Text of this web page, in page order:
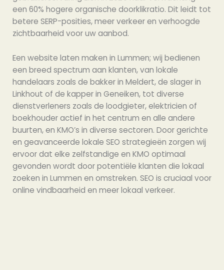
een 60% hogere organische doorklikratio. Dit leidt tot
betere SERP-posities, meer verkeer en verhoogde
zichtbaarheid voor uw aanbod.
Een website laten maken in Lummen; wij bedienen
een breed spectrum aan klanten, van lokale
handelaars zoals de bakker in Meldert, de slager in
Linkhout of de kapper in Geneiken, tot diverse
dienstverleners zoals de loodgieter, elektricien of
boekhouder actief in het centrum en alle andere
buurten, en KMO’s in diverse sectoren. Door gerichte
en geavanceerde lokale SEO strategieën zorgen wij
ervoor dat elke zelfstandige en KMO optimaal
gevonden wordt door potentiële klanten die lokaal
zoeken in Lummen en omstreken. SEO is cruciaal voor
online vindbaarheid en meer lokaal verkeer.